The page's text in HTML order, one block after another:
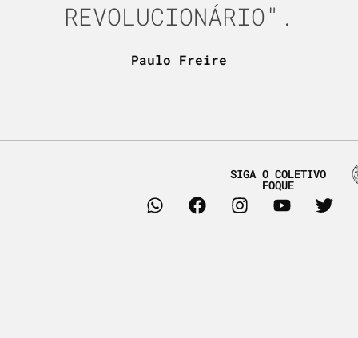
REVOLUCIONÁRIO".
Paulo Freire
SIGA O COLETIVO
FOQUE